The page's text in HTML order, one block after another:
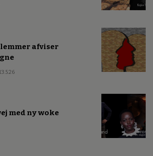
afviser
med ny woke